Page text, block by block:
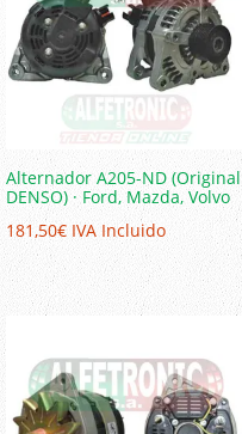
Alternador A205-ND (Original
DENSO) · Ford, Mazda, Volvo
181,50€ IVA Incluido